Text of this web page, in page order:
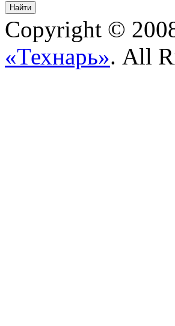
Copyright ©
«Технарь». All